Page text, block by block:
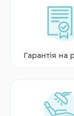
Гарантія на